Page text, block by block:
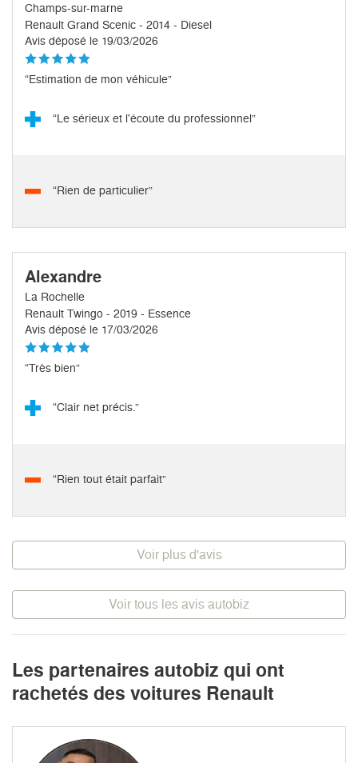
Champs-sur-marne
Renault Grand Scenic - 2014 - Diesel
Avis déposé le 19/03/2026
“Estimation de mon véhicule”
“Le sérieux et l'écoute du professionnel”
“Rien de particulier”
Alexandre
La Rochelle
Renault Twingo - 2019 - Essence
Avis déposé le 17/03/2026
“Très bien”
“Clair net précis.”
“Rien tout était parfait”
Voir plus d'avis
Voir tous les avis autobiz
Les partenaires autobiz qui ont
rachetés des voitures Renault